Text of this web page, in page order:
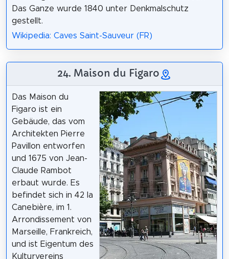
Das Ganze wurde 1840 unter Denkmalschutz
gestellt.
Wikipedia: Caves Saint-Sauveur (FR)
24. Maison du Figaro
Das Maison du
Figaro ist ein
Gebäude, das vom
Architekten Pierre
Pavillon entworfen
und 1675 von Jean-
Claude Rambot
erbaut wurde. Es
befindet sich in 42 la
Canebière, im 1.
Arrondissement von
Marseille, Frankreich,
und ist Eigentum des
Kulturvereins